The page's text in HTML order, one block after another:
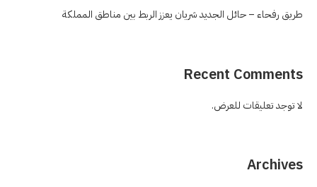
طريق رفحاء – حائل الجديد شريان يعزز الربط بين مناطق المملكة
Recent Comments
لا توجد تعليقات للعرض.
Archives